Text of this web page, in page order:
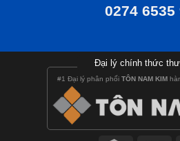
0274 6535
Đại lý chính thức
#1 Đại lý phân phối TÔN NAM KIM